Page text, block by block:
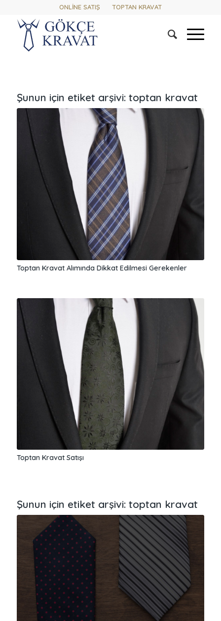
ONLİNE SATIŞ TOPTAN KRAVAT
Şunun için etiket arşivi: toptan kravat
Toptan Kravat Alımında Dikkat Edilmesi Gerekenler
Toptan Kravat Satışı
Şunun için etiket arşivi: toptan kravat